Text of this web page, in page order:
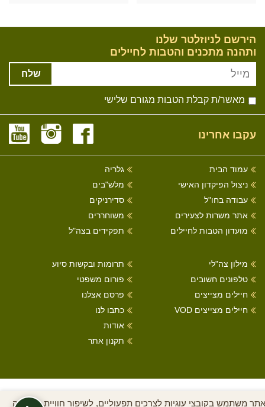
הירשם לניוזלטר שלנו
ותהנה מתכנים והטבות לחיילים
שלח
מאשר/ת קבלת הטבות מגורם שלישי
עקבו אחרינו
עמוד הבית
ניצול הפיקדון האישי
עבודה בחו"ל
אתר משרות לצעירים
מועדון הטבות לחיילים
גלריה
מלש"בים
סדירניקים
משוחררים
תפקידים בצה"ל
מילון צה"לי
טלפונים חשובים
חיילים מצייצים
חיילים מצייצים VOD
תרומות ובקשות סיוע
פורום משפטי
פרסם אצלנו
כתבו לנו
אודות
תקנון אתר
משתמש בקובצי עוגיות לצרכים תפעוליים, לשיפור חוויית הגלישה